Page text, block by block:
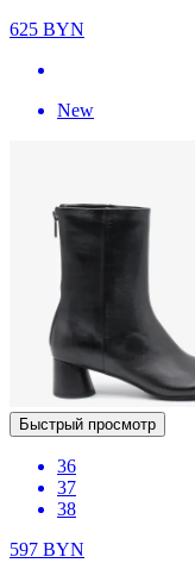
625 BYN
New
Быстрый просмотр
36
37
38
597 BYN